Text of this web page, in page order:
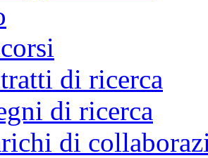
di ricerca
di ricerca
di